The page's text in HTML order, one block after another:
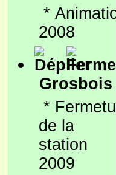
*
2008
Grosbois
*
de la
station
2009